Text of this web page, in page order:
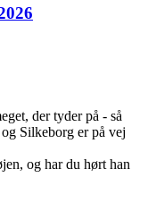
der tyder på - så
Silkeborg er på vej
og har du hørt han